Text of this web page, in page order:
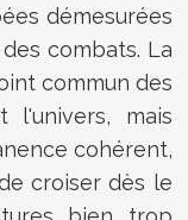
démesurées
combats. La
commun des
l'univers, mais
cohérent,
croiser dès le